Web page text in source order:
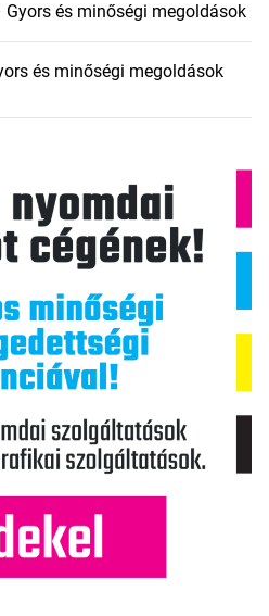
és minőségi megoldások
és minőségi megoldások